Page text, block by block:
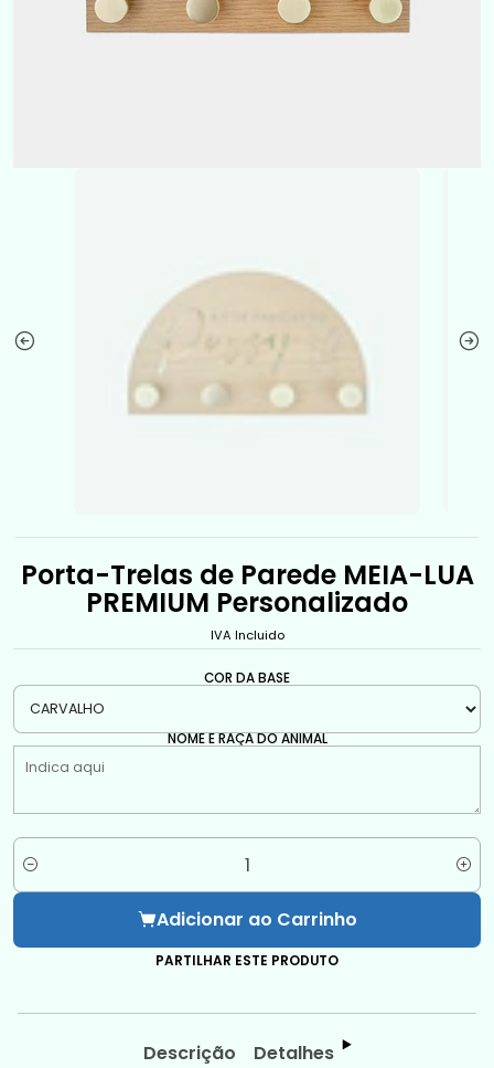
Porta-Trelas de Parede MEIA-LUA
PREMIUM Personalizado
IVA Incluido
COR DA BASE
NOME E RAÇA DO ANIMAL
Quantidade
Adicionar ao Carrinho
PARTILHAR ESTE PRODUTO
Descrição Detalhes